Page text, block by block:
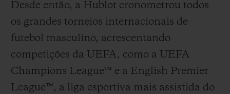
Desde então, a Hublot cronometrou todos
os grandes torneios internacionais de
futebol masculino, acrescentando
competições da UEFA, como a UEFA
Champions League™ e a English Premier
League™, a liga esportiva mais assistida do